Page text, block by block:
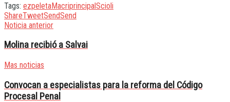
Tags: ezpeletaMacriprincipalScioli
ShareTweetSendSend
Noticia anterior
Molina recibió a Salvai
Mas noticias
Convocan a especialistas para la reforma del Código
Procesal Penal